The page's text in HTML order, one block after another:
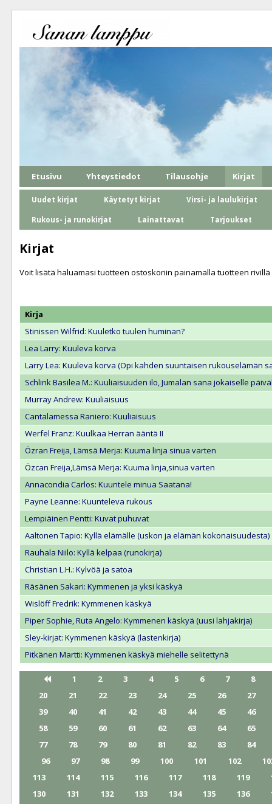
Etusivu Yhteystiedot Tilausohje Kirjat
Uudet kirjat Käytetyt kirjat Virsi- ja laulukirjat
Rukous- ja runokirjat Lainattavat Tarjoukset
Kirjat
Voit lisätä haluamasi tuotteen ostoskoriin painamalla tuotteen
Kirja
Stinissen Wilfrid: Kuuletko tuulen huminan?
Lea Larry: Kuuleva korva
Larry Lea: Kuuleva korva (Opi kahden suuntaisen rukouselämän
Schlink Basilea M.: Kuuliaisuuden ilo, Jumalan sana jokaiselle
Murray Andrew: Kuuliaisuus
Cantalamessa Raniero: Kuuliaisuus
Werfel Franz: Kuulkaa Herran ääntä II
Özran Freija, Lämsä Merja: Kuuma linja sinua varten
Özcan Freija,Lämsä Merja: Kuuma linja,sinua varten
Annacondia Carlos: Kuuntele minua Saatana!
Payne Leanne: Kuunteleva rukous
Lempiäinen Pentti: Kuvat puhuvat
Aaltonen Tapio: Kyllä elämälle (uskon ja elämän kokonaisuudesta)
Rauhala Niilo: Kyllä kelpaa (runokirja)
Christian L.H.: Kylvöä ja satoa
Räsänen Sakari: Kymmenen ja yksi käskyä
Wislöff Fredrik: Kymmenen käskyä
Piper Sophie, Ruta Angelo: Kymmenen käskyä (uusi lahjakirja)
Sley-kirjat: Kymmenen käskyä (lastenkirja)
Pitkänen Martti: Kymmenen käskyä miehelle selitettynä
1 2 3 4 5 6 7
8
20
21 22 23 24 25 26
27
39
40 41 42 43 44 45
46
58
59 60 61 62 63 64
65
77
78 79 80 81 82 83
84
96
97 98 99 100 101 102
113
114 115 116 117 118 119
130
131 132 133 134 135 136